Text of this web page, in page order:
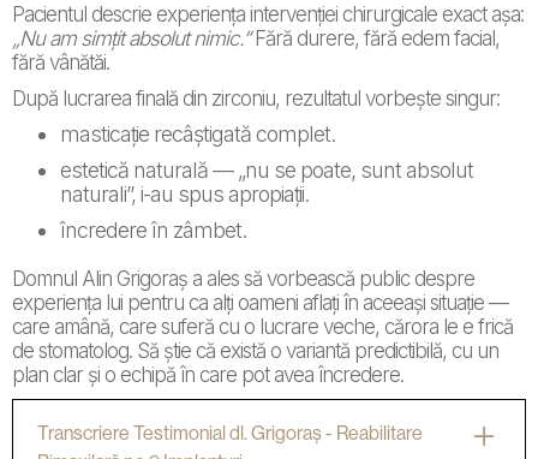
Pacientul descrie experiența intervenției chirurgicale exact așa:
„Nu am simțit absolut nimic.”Fără durere, fără edem facial,
fără vânătăi.
După lucrarea finală din zirconiu, rezultatul vorbește singur:
masticație recâștigată complet.
estetică naturală — „nu se poate, sunt absolut
naturali”, i-au spus apropiații.
încredere în zâmbet.
Domnul Alin Grigoraș a ales să vorbească public despre
experiența lui pentru ca alți oameni aflați în aceeași situație —
care amână, care suferă cu o lucrare veche, cărora le e frică
de stomatolog. Să știe că există o variantă predictibilă, cu un
plan clar și o echipă în care pot avea încredere.
Transcriere Testimonial dl. Grigoraș - Reabilitare